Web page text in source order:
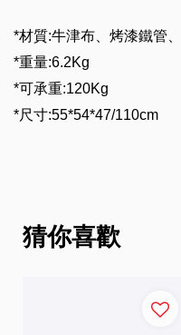
*材質:牛津布、烤漆鐵管、
*重量:6.2Kg
*可承重:120Kg
*尺寸:55*54*47/110cm
猜你喜歡